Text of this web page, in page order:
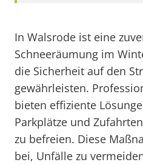
In Walsrode ist eine
Schneeräumung im
die Sicherheit auf den
gewährleisten.
bieten effiziente
Parkplätze und
zu befreien. Diese
bei, Unfälle zu